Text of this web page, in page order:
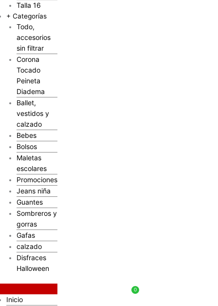
Talla 16
+ Categorías
Todo,
accesorios
sin filtrar
Corona
Tocado
Peineta
Diadema
Ballet,
vestidos y
calzado
Bebes
Bolsos
Maletas
escolares
Promociones
Jeans niña
Guantes
Sombreros y
gorras
Gafas
calzado
Disfraces
Halloween
Inicio
0